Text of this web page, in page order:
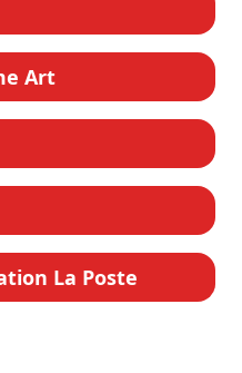
Art
La Poste